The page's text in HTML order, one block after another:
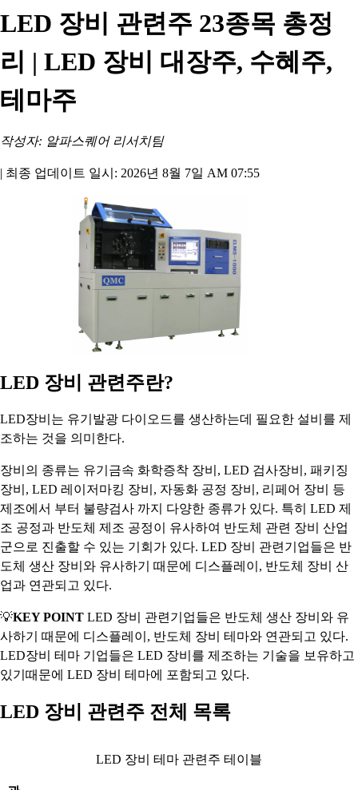
LED 장비 관련주 23종목 총정
리 | LED 장비 대장주, 수혜주,
테마주
작성자: 알파스퀘어 리서치팀
| 최종 업데이트 일시: 2026년 8월 7일 AM 07:55
LED 장비 관련주란?
LED장비는 유기발광 다이오드를 생산하는데 필요한 설비를 제
조하는 것을 의미한다.
장비의 종류는 유기금속 화학증착 장비, LED 검사장비, 패키징
장비, LED 레이저마킹 장비, 자동화 공정 장비, 리페어 장비 등
제조에서 부터 불량검사 까지 다양한 종류가 있다. 특히 LED 제
조 공정과 반도체 제조 공정이 유사하여 반도체 관련 장비 산업
군으로 진출할 수 있는 기회가 있다. LED 장비 관련기업들은 반
도체 생산 장비와 유사하기 때문에 디스플레이, 반도체 장비 산
업과 연관되고 있다.
💡KEY POINT LED 장비 관련기업들은 반도체 생산 장비와 유
사하기 때문에 디스플레이, 반도체 장비 테마와 연관되고 있다.
LED장비 테마 기업들은 LED 장비를 제조하는 기술을 보유하고
있기때문에 LED 장비 테마에 포함되고 있다.
LED 장비 관련주 전체 목록
LED 장비 테마 관련주 테이블